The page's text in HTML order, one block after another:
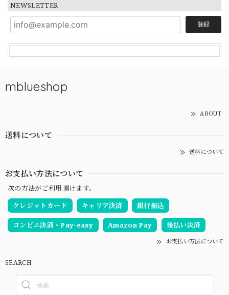
NEWSLETTER
登録
mblueshop
ABOUT
送料について
送料について
お支払い方法について
次の方法がご利用頂けます。
クレジットカード
キャリア決済 銀行振込
コンビニ決済・Pay-easy Amazon Pay 後払い決済
お支払い方法について
SEARCH